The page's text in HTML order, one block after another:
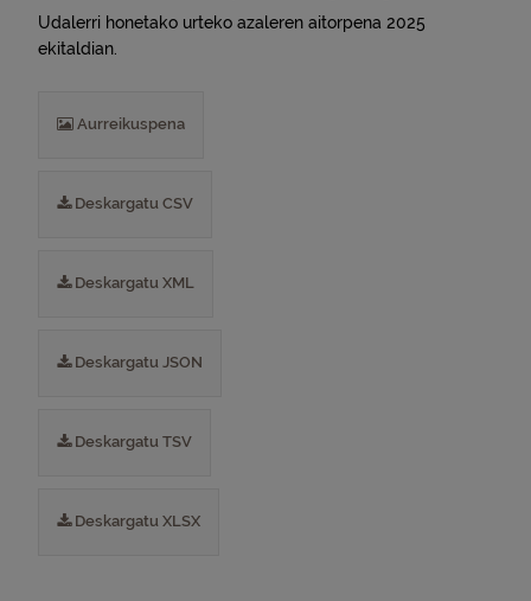
Udalerri honetako urteko azaleren aitorpena 2025
ekitaldian.
Aurreikuspena
Deskargatu CSV
Deskargatu XML
Deskargatu JSON
Deskargatu TSV
Deskargatu XLSX